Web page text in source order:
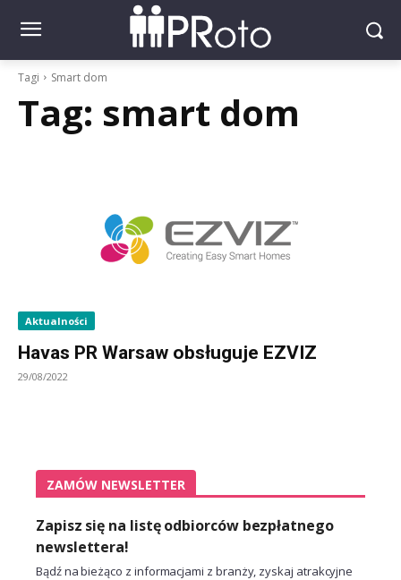
Tagi Smart dom
Tag: smart dom
Aktualności
Havas PR Warsaw obsługuje EZVIZ
29/08/2022
ZAMÓW NEWSLETTER
Zapisz się na listę odbiorców bezpłatnego
newslettera!
Bądź na bieżąco z informacjami z branży, zyskaj atrakcyjne